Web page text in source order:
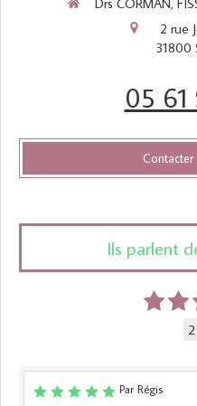
2 rue
31800
05 61
Contacter
Ils parlent
Par Régis